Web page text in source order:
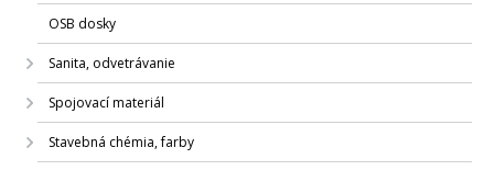
OSB dosky
Sanita, odvetrávanie
Spojovací materiál
Stavebná chémia, farby